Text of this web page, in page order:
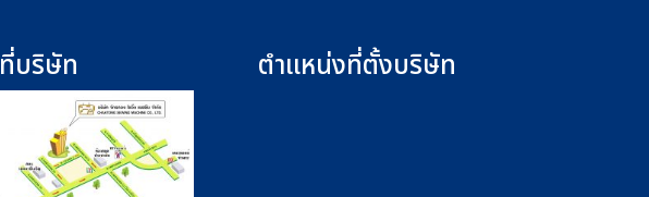
บริษัท ตำแหน่งที่ตั้งบริษัท